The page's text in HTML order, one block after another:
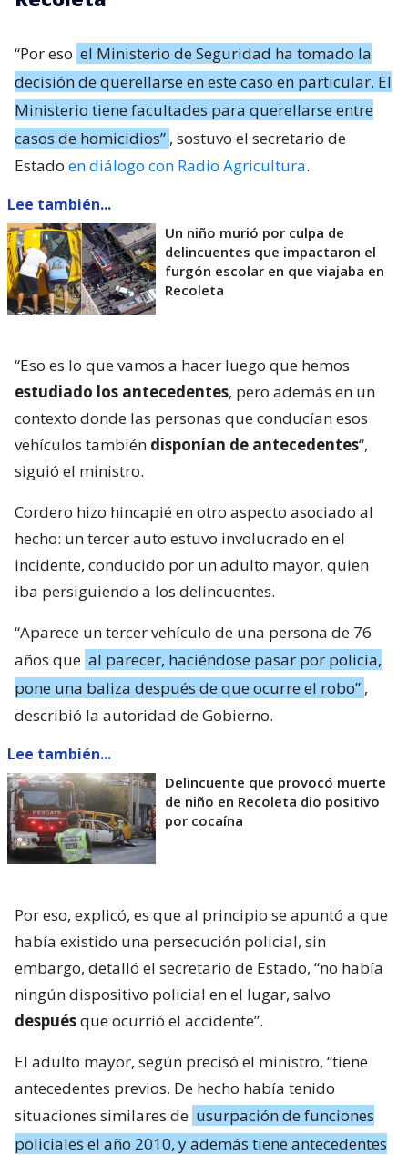
“Por eso el Ministerio de Seguridad ha tomado la
decisión de querellarse en este caso en particular. El
Ministerio tiene facultades para querellarse entre
casos de homicidios” , sostuvo el secretario de
Estado en diálogo con Radio Agricultura.
Lee también...
Un niño murió por culpa de
delincuentes que impactaron el
furgón escolar en que viajaba en
Recoleta
“Eso es lo que vamos a hacer luego que hemos
estudiado los antecedentes, pero además en un
contexto donde las personas que conducían esos
vehículos también disponían de antecedentes“,
siguió el ministro.
Cordero hizo hincapié en otro aspecto asociado al
hecho: un tercer auto estuvo involucrado en el
incidente, conducido por un adulto mayor, quien
iba persiguiendo a los delincuentes.
“Aparece un tercer vehículo de una persona de 76
años que al parecer, haciéndose pasar por policía,
pone una baliza después de que ocurre el robo” ,
describió la autoridad de Gobierno.
Lee también...
Delincuente que provocó muerte
de niño en Recoleta dio positivo
por cocaína
Por eso, explicó, es que al principio se apuntó a que
había existido una persecución policial, sin
embargo, detalló el secretario de Estado, “no había
ningún dispositivo policial en el lugar, salvo
despuésque ocurrió el accidente”.
El adulto mayor, según precisó el ministro, “tiene
antecedentes previos. De hecho había tenido
situaciones similares de usurpación de funciones
policiales el año 2010, y además tiene antecedentes